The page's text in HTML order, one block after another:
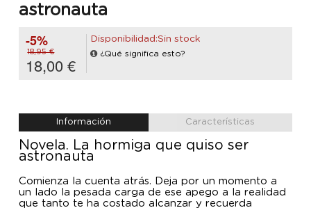
astronauta
-5%
18,95 €
18,00 €
Disponibilidad:Sin stock
¿Qué significa esto?
Información Características
Novela. La hormiga que quiso ser
astronauta
Comienza la cuenta atrás. Deja por un momento a
un lado la pesada carga de ese apego a la realidad
que tanto te ha costado alcanzar y recuerda